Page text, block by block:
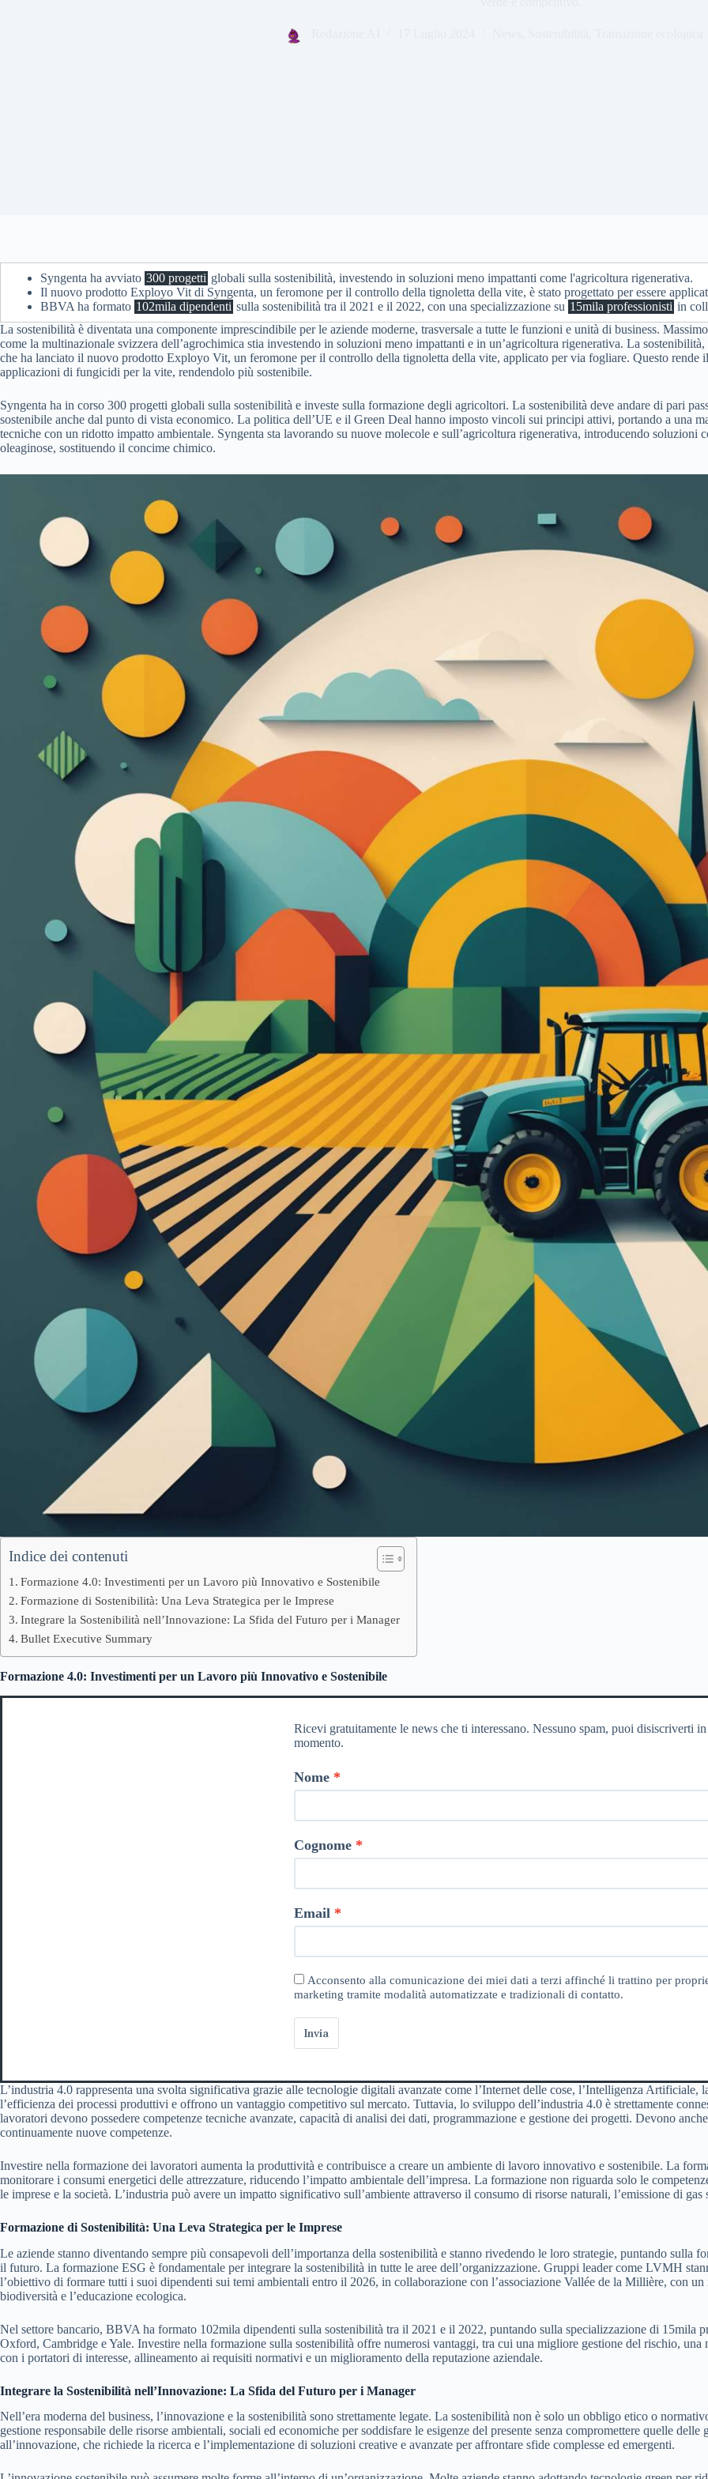
Syngenta ha avviato 300 progetti globali sulla sostenibilità, investendo in soluzioni meno impattanti come l'agricoltura rigenerativa.
Il nuovo prodotto Exployo Vit di Syngenta, un feromone per il controllo della tignoletta della vite, è stato progettato per essere
BBVA ha formato 102mila dipendenti sulla sostenibilità tra il 2021 e il 2022, con una specializzazione su 15mila professionisti in
La sostenibilità è diventata una componente imprescindibile per le aziende moderne, trasversale a tutte le funzioni e unità di business.
come la multinazionale svizzera dell’agrochimica stia investendo in soluzioni meno impattanti e in un’agricoltura rigenerativa. La
che ha lanciato il nuovo prodotto Exployo Vit, un feromone per il controllo della tignoletta della vite, applicato per via fogliare. Questo rende
applicazioni di fungicidi per la vite, rendendolo più sostenibile.
Syngenta ha in corso 300 progetti globali sulla sostenibilità e investe sulla formazione degli agricoltori. La sostenibilità deve andare di pari
sostenibile anche dal punto di vista economico. La politica dell’UE e il Green Deal hanno imposto vincoli sui principi attivi, portando a una
tecniche con un ridotto impatto ambientale. Syngenta sta lavorando su nuove molecole e sull’agricoltura rigenerativa, introducendo soluzioni
oleaginose, sostituendo il concime chimico.
Indice dei contenuti
Formazione 4.0: Investimenti per un Lavoro più Innovativo e Sostenibile
Formazione di Sostenibilità: Una Leva Strategica per le Imprese
Integrare la Sostenibilità nell’Innovazione: La Sfida del Futuro per i Manager
Bullet Executive Summary
Formazione 4.0: Investimenti per un Lavoro più Innovativo e Sostenibile
Ricevi gratuitamente le news che ti interessano. Nessuno spam, puoi disiscriverti
momento.
Nome
Cognome
Email
Acconsento alla comunicazione dei miei dati a terzi affinché li trattino per
marketing tramite modalità automatizzate e tradizionali di contatto.
Invia
L’industria 4.0 rappresenta una svolta significativa grazie alle tecnologie digitali avanzate come l’Internet delle cose, l’Intelligenza Artificiale,
l’efficienza dei processi produttivi e offrono un vantaggio competitivo sul mercato. Tuttavia, lo sviluppo dell’industria 4.0 è strettamente
lavoratori devono possedere competenze tecniche avanzate, capacità di analisi dei dati, programmazione e gestione dei progetti. Devono
continuamente nuove competenze.
Investire nella formazione dei lavoratori aumenta la produttività e contribuisce a creare un ambiente di lavoro innovativo e sostenibile. La
monitorare i consumi energetici delle attrezzature, riducendo l’impatto ambientale dell’impresa. La formazione non riguarda solo le
le imprese e la società. L’industria può avere un impatto significativo sull’ambiente attraverso il consumo di risorse naturali, l’emissione di
Formazione di Sostenibilità: Una Leva Strategica per le Imprese
Le aziende stanno diventando sempre più consapevoli dell’importanza della sostenibilità e stanno rivedendo le loro strategie, puntando sulla
il futuro. La formazione ESG è fondamentale per integrare la sostenibilità in tutte le aree dell’organizzazione. Gruppi leader come LVMH
l’obiettivo di formare tutti i suoi dipendenti sui temi ambientali entro il 2026, in collaborazione con l’associazione Vallée de la Millière, con
biodiversità e l’educazione ecologica.
Nel settore bancario, BBVA ha formato 102mila dipendenti sulla sostenibilità tra il 2021 e il 2022, puntando sulla specializzazione di 15mila
Oxford, Cambridge e Yale. Investire nella formazione sulla sostenibilità offre numerosi vantaggi, tra cui una migliore gestione del rischio,
con i portatori di interesse, allineamento ai requisiti normativi e un miglioramento della reputazione aziendale.
Integrare la Sostenibilità nell’Innovazione: La Sfida del Futuro per i Manager
Nell’era moderna del business, l’innovazione e la sostenibilità sono strettamente legate. La sostenibilità non è solo un obbligo etico o
gestione responsabile delle risorse ambientali, sociali ed economiche per soddisfare le esigenze del presente senza compromettere quelle
all’innovazione, che richiede la ricerca e l’implementazione di soluzioni creative e avanzate per affrontare sfide complesse ed emergenti.